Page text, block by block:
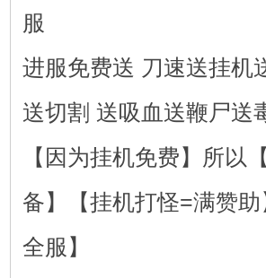
服
进服免费送 刀速送挂机
送切割 送吸血送鞭尸送
【因为挂机免费】所以
备】【挂机打怪=满赞
全服】